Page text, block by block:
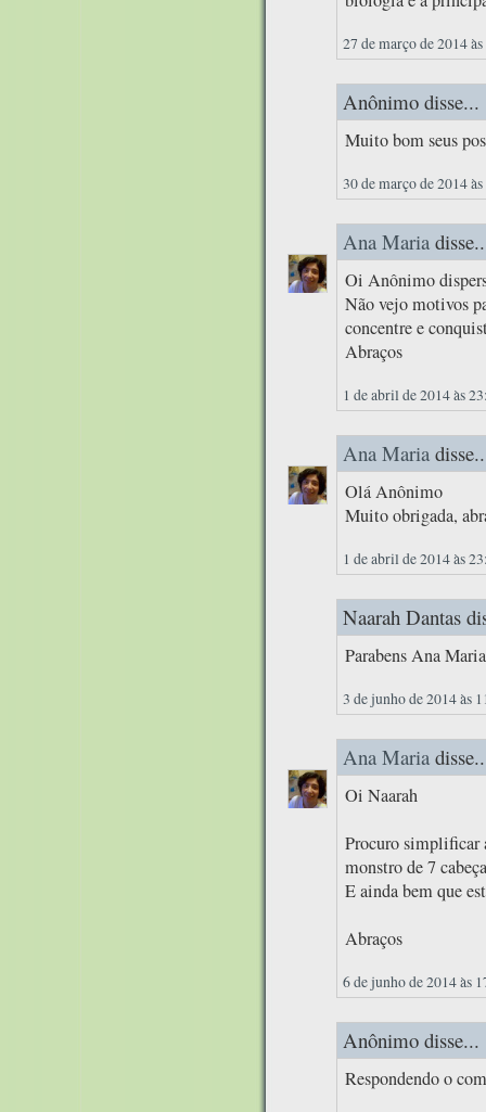
27 de março de 2014
Anônimo disse...
Muito bom seus
30 de março de 2014
Ana Maria
Oi Anônimo
Não vejo motivos
concentre e
Abraços
1 de abril de 2014 às
Ana Maria
Olá Anônimo
Muito obrigada,
1 de abril de 2014 às
Naarah Dantas
Parabens Ana
3 de junho de 2014 às
Ana Maria
Oi Naarah
Procuro simplificar
monstro de 7
E ainda bem que
Abraços
6 de junho de 2014 às
Anônimo disse...
Respondendo o